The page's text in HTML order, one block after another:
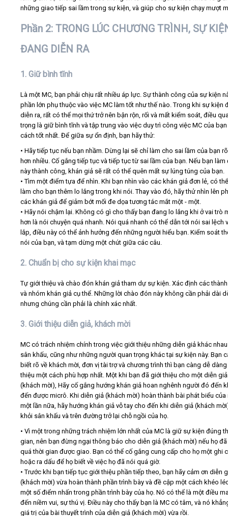
những giao tiếp sai lầm trong sự kiện, và giúp cho sự kiện chạy mượt
Phần 2: TRONG LÚC CHƯƠNG TRÌNH, SỰ
ĐANG DIỄN RA
1. Giữ bình tĩnh
Là một MC, bạn phải chịu rất nhiều áp lực. Sự thành công của sự kiện
phần lớn phụ thuộc vào việc MC làm tốt như thế nào. Trong khi sự kiện
diễn ra, rất có thể mọi thứ trở nên bận rộn, rối và mất kiểm soát, điều
trọng là giữ bình tĩnh và tập trung vào việc duy trì công việc MC của
cách tốt nhất. Để giữa sự ổn định, bạn hãy thử:
• Hãy tiếp tục nếu bạn nhầm. Dừng lại sẽ chỉ làm cho sai lầm của bạn
hơn nhiều. Cố gắng tiếp tục và tiếp tục từ sai lầm của bạn. Nếu bạn làm
này thành công, khán giả sẽ rất có thể quên mất sự lúng túng của bạn.
• Tìm một điểm tựa để nhìn. Khi bạn nhìn vào các khán giả đơn lẻ, có
làm cho bạn thêm lo lắng trong khi nói. Thay vào đó, hãy thử nhìn lên
các khán giả để giảm bớt mối đe dọa tương tác mắt một - một.
• Hãy nói chậm lại. Không có gì cho thấy bạn đang lo lắng khi ở vai trò
hơn là nói chuyện quá nhanh. Nói quá nhanh có thể dẫn tới nói sai lệch
lắp, điều này có thể ảnh hưởng đến những người hiểu bạn. Kiểm soát
nói của bạn, và tạm dừng một chút giữa các câu.
2. Chuẩn bị cho sự kiện khai mạc
Tự giới thiệu và chào đón khán giả tham dự sự kiện. Xác định các
và nhóm khán giả cụ thể. Những lời chào đón này không cần phải dài
nhưng chúng cần phải là chính xác nhất.
3. Giới thiệu diễn giả, khách mời
MC có trách nhiệm chính trong việc giới thiệu những diễn giả khác
sân khấu, cũng như những người quan trọng khác tại sự kiện này. Bạn
biết rõ về khách mời, đơn vị tài trợ và chương trình thì bạn càng dễ
thiệu một cách phù hợp nhất. Một khi bạn đã giới thiệu cho một diễn giả
(khách mời), Hãy cố gắng hướng khán giả hoan nghênh người đó đến
đến được micrô. Khi diễn giả (khách mời) hoàn thành bài phát biểu của
một lần nữa, hãy hướng khán giả vỗ tay cho đến khi diễn giả (khách
khỏi sân khấu và trên đường trở lại chỗ ngồi của họ.
• Vì một trong những trách nhiệm lớn nhất của MC là giữ sự kiện đúng
gian, nên bạn đừng ngại thông báo cho diễn giả (khách mời) nếu họ
quá thời gian được giao. Bạn có thể cố gắng cung cấp cho họ một ghi
hoặc ra dấu để họ biết về việc họ đã nói quá giờ.
• Trước khi bạn tiếp tục giới thiệu phần tiếp theo, bạn hãy cảm ơn diễn
(khách mời) vừa hoàn thành phần trình bày và đề cập một cách khéo
một số điểm nhấn trong phần trình bày của họ. Nó có thể là một điều
đến niềm vui, sự thú vị. Điều này cho thấy bạn là MC có tâm, và nó
giá trị của bài thuyết trình của diễn giả (khách mời) vừa rồi.